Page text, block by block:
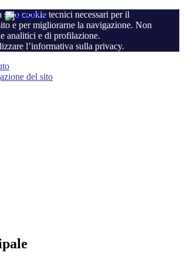
cookie tecnici necessari per il
e per migliorarne la navigazione. Non
analitici e di profilazione.
l’informativa sulla privacy.
del sito